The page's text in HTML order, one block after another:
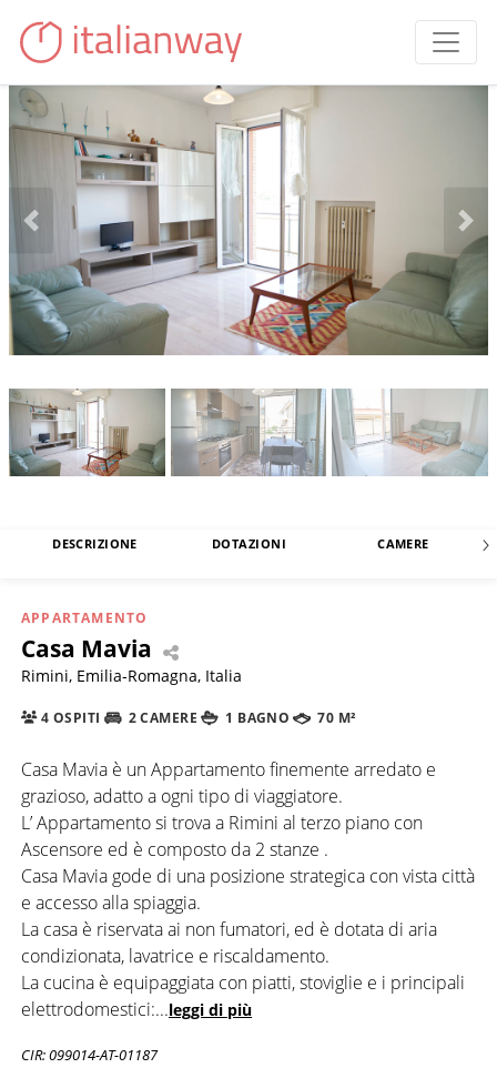
DESCRIZIONE DOTAZIONI CAMERE
APPARTAMENTO
Casa Mavia
Rimini, Emilia-Romagna, Italia
4 OSPITI 2 CAMERE 1 BAGNO 70 M²
Casa Mavia è un Appartamento finemente arredato e
grazioso, adatto a ogni tipo di viaggiatore.
L’ Appartamento si trova a Rimini al terzo piano con
Ascensore ed è composto da 2 stanze .
Casa Mavia gode di una posizione strategica con vista città
e accesso alla spiaggia.
La casa è riservata ai non fumatori, ed è dotata di aria
condizionata, lavatrice e riscaldamento.
La cucina è equipaggiata con piatti, stoviglie e i principali
elettrodomestici:...leggi di più
CIR: 099014-AT-01187